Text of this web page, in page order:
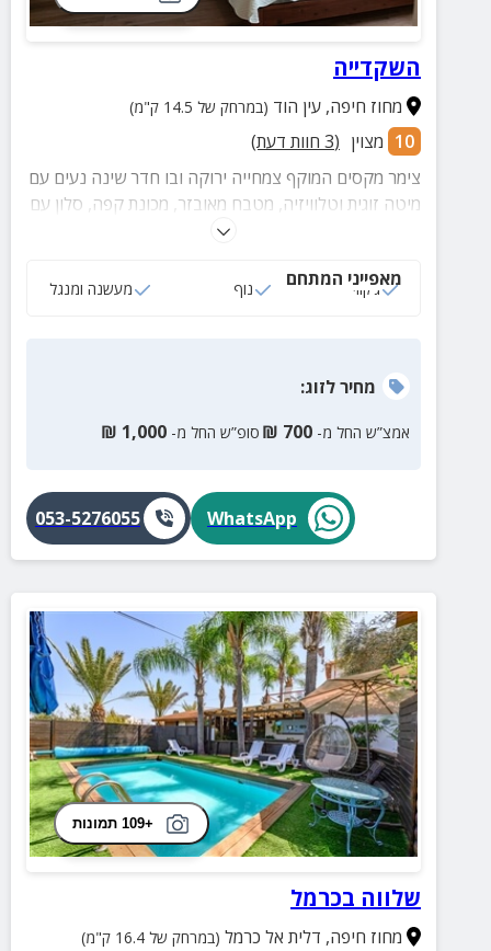
השקדייה
מחוז חיפה,עין הוד (במרחק של 14.5 ק"מ)
10 מצוין (
3 חוות דעת)
צימר מקסים המוקף צמחייה ירוקה ובו חדר שינה נעים עם
מיטה זוגית וטלוויזיה, מטבח מאובזר, מכונת קפה, סלון עם
ספה נפתחת ומתחם חוץ עם ג'קוזי ספא פרטי תחת
מאפייני המתחם
ג‘קוזי נוף מעשנה ומנגל
מחירלזוג:
אמצ”ש החל מ- 700
₪ סופ”ש החל מ- 1,000
₪
WhatsApp
053-5276055
+109 תמונות
שלווה בכרמל
מחוז חיפה, דלית אל כרמל (במרחק של 16.4 ק"מ)